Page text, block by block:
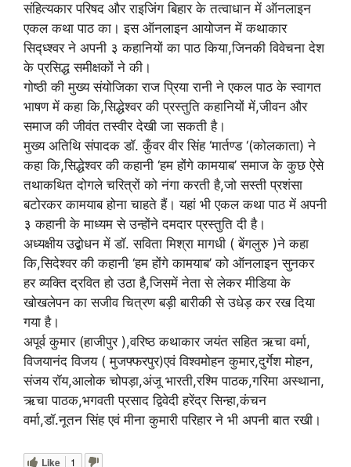
संहित्यकार परिषद और राइजिंग बिहार के तत्वाधान में ऑनलाइन
एकल कथा पाठ का। इस ऑनलाइन आयोजन में कथाकार
सिद्ध्श्वर ने अपनी ३ कहानियों का पाठ किया,जिनकी विवेचना देश
के प्रसिद्ध समीक्षकों ने की।
गोष्ठी की मुख्य संयोजिका राज प्रिया रानी ने एकल पाठ के स्वागत
भाषण में कहा कि,सिद्धेश्वर की प्रस्तुति कहानियों में,जीवन और
समाज की जीवंत तस्वीर देखी जा सकती है।
मुख्य अतिथि संपादक डॉ. कुँवर वीर सिंह ‘मार्तण्ड ‘(कोलकाता) ने
कहा कि,सिद्धेश्वर की कहानी ‘हम होंगे कामयाब’ समाज के कुछ ऐसे
तथाकथित दोगले चरित्रों को नंगा करती है,जो सस्ती प्रशंसा
बटोरकर कामयाब होना चाहते हैं। यहां भी एकल कथा पाठ में अपनी
३ कहानी के माध्यम से उन्होंने दमदार प्रस्तुति दी है।
अध्यक्षीय उद्बोधन में डॉ. सविता मिश्रा मागधी ( बेंगलुरु )ने कहा
कि,सिदेश्वर की कहानी ‘हम होंगे कामयाब’ को ऑनलाइन सुनकर
हर व्यक्ति द्रवित हो उठा है,जिसमें नेता से लेकर मीडिया के
खोखलेपन का सजीव चित्रण बड़ी बारीकी से उधेड़ कर रख दिया
गया है।
अपूर्व कुमार (हाजीपुर ),वरिष्ठ कथाकार जयंत सहित ऋचा वर्मा,
विजयानंद विजय ( मुजफ्फरपुर)एवं विश्वमोहन कुमार,दुर्गेश मोहन,
संजय रॉय,आलोक चोपड़ा,अंजू भारती,रश्मि पाठक,गरिमा अस्थाना,
ऋचा पाठक,भगवती प्रसाद द्विवेदी हरेंद्र सिन्हा,कंचन
वर्मा,डॉ.नूतन सिंह एवं मीना कुमारी परिहार ने भी अपनी बात रखी।
Like 1